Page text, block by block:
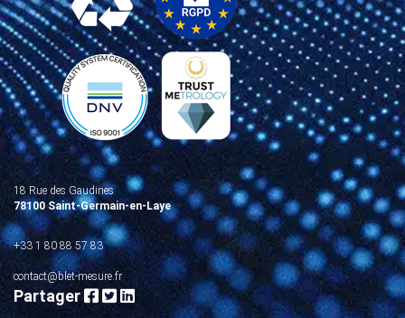
18 Rue des Gaudines
78100 Saint-Germain-en-Laye
+33 1 80 88 57 83
contact@blet-mesure.fr
Partager